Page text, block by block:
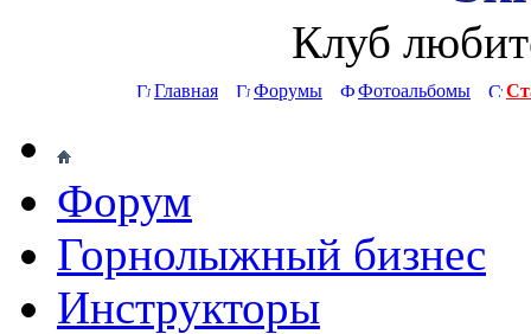
Клуб
Главная Форумы Фотоальбомы
Форум
Горнолыжный бизнес
Инструкторы